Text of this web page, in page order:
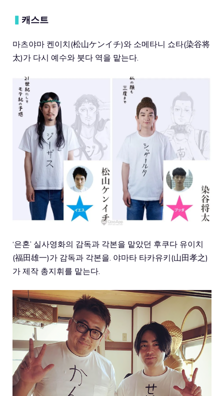
▍ 캐스트
마츠야마 켄이치(松山ケンイチ)와 소메타니 쇼타(染谷将
太)가 다시 예수와 붓다 역을 맡는다.
‘은혼’ 실사영화의 감독과 각본을 맡았던 후쿠다 유이치
(福田雄一)가 감독과 각본을. 야마타 타카유키(山田孝之)
가 제작 총지휘를 맡는다.